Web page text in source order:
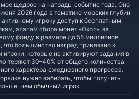
щедрое на награды событие года. Оно
2026 года в тематике морских глубин
игроку доступ к бесплатным
этапам сбора монет «Охоты за
фонду в размере до 55 миллионов
большинство наград привязано к
которые не активируют задания в
теряют 30–40% от общего количества
характера ежедневного прогресса.
нужно забирать, чтобы получить
чем обычный игрок.